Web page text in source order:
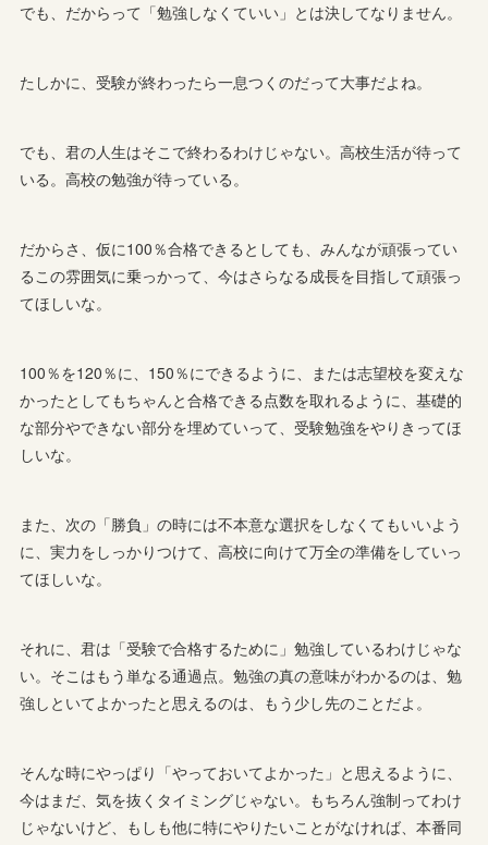
でも、だからって「勉強しなくていい」とは決してなりません。
たしかに、受験が終わったら一息つくのだって大事だよね。
でも、君の人生はそこで終わるわけじゃない。高校生活が待って
いる。高校の勉強が待っている。
だからさ、仮に100％合格できるとしても、みんなが頑張ってい
るこの雰囲気に乗っかって、今はさらなる成長を目指して頑張っ
てほしいな。
100％を120％に、150％にできるように、または志望校を変えな
かったとしてもちゃんと合格できる点数を取れるように、基礎的
な部分やできない部分を埋めていって、受験勉強をやりきってほ
しいな。
また、次の「勝負」の時には不本意な選択をしなくてもいいよう
に、実力をしっかりつけて、高校に向けて万全の準備をしていっ
てほしいな。
それに、君は「受験で合格するために」勉強しているわけじゃな
い。そこはもう単なる通過点。勉強の真の意味がわかるのは、勉
強しといてよかったと思えるのは、もう少し先のことだよ。
そんな時にやっぱり「やっておいてよかった」と思えるように、
今はまだ、気を抜くタイミングじゃない。もちろん強制ってわけ
じゃないけど、もしも他に特にやりたいことがなければ、本番同